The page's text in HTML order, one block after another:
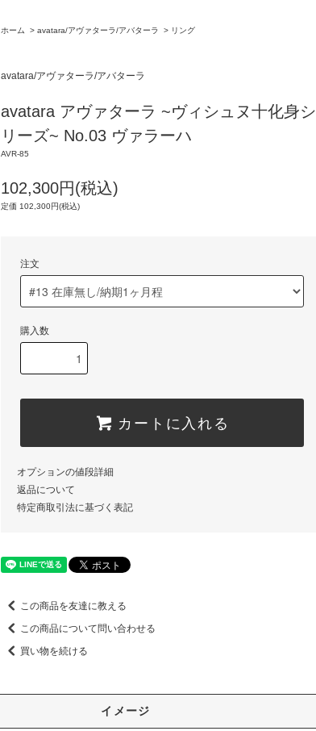
ホーム > avatara/アヴァターラ/アバターラ > リング
avatara/アヴァターラ/アバターラ
avatara アヴァターラ ~ヴィシュヌ十化身シ
リーズ~ No.03 ヴァラーハ
AVR-85
102,300円(税込)
定価 102,300円(税込)
注文
購入数
カートに入れる
オプションの値段詳細
返品について
特定商取引法に基づく表記
この商品を友達に教える
この商品について問い合わせる
買い物を続ける
イメージ